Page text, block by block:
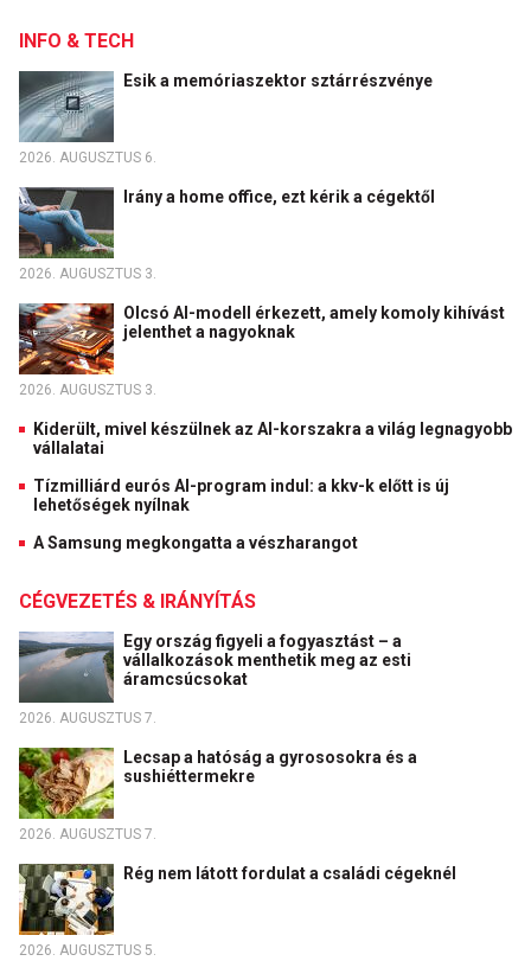
INFO & TECH
Esik a memóriaszektor sztárrészvénye
2026. AUGUSZTUS 6.
Irány a home office, ezt kérik a cégektől
2026. AUGUSZTUS 3.
Olcsó AI-modell érkezett, amely komoly kihívást
jelenthet a nagyoknak
2026. AUGUSZTUS 3.
Kiderült, mivel készülnek az AI-korszakra a világ legnagyobb
vállalatai
Tízmilliárd eurós AI-program indul: a kkv-k előtt is új
lehetőségek nyílnak
A Samsung megkongatta a vészharangot
CÉGVEZETÉS & IRÁNYÍTÁS
Egy ország figyeli a fogyasztást – a
vállalkozások menthetik meg az esti
áramcsúcsokat
2026. AUGUSZTUS 7.
Lecsap a hatóság a gyrososokra és a
sushiéttermekre
2026. AUGUSZTUS 7.
Rég nem látott fordulat a családi cégeknél
2026. AUGUSZTUS 5.